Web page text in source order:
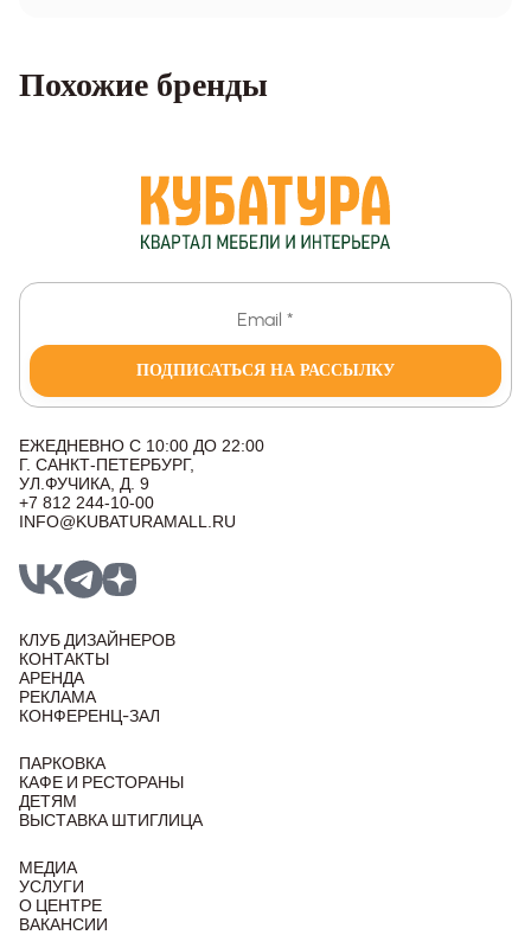
Похожие бренды
ПОДПИСАТЬСЯ НА РАССЫЛКУ
ЕЖЕДНЕВНО С 10:00 ДО 22:00
Г. САНКТ-ПЕТЕРБУРГ,
УЛ.ФУЧИКА, Д. 9
+7 812 244-10-00
INFO@KUBATURAMALL.RU
КЛУБ ДИЗАЙНЕРОВ
КОНТАКТЫ
АРЕНДА
РЕКЛАМА
КОНФЕРЕНЦ-ЗАЛ
ПАРКОВКА
КАФЕ И РЕСТОРАНЫ
ДЕТЯМ
ВЫСТАВКА ШТИГЛИЦА
МЕДИА
УСЛУГИ
О ЦЕНТРЕ
ВАКАНСИИ